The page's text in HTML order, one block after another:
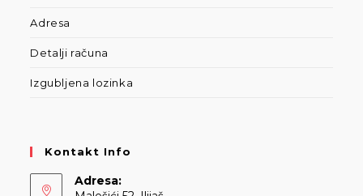
Adresa
Detalji računa
Izgubljena lozinka
Kontakt Info
Adresa: